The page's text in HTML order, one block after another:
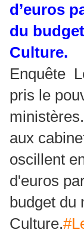
d’euros
du
Culture.
Enquête
pris le
aux
oscillent
d'euros
budget du
Culture.